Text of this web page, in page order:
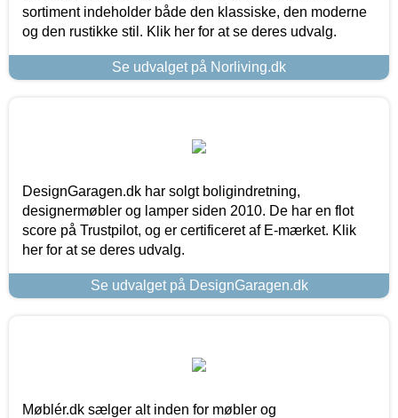
sortiment indeholder både den klassiske, den moderne
og den rustikke stil. Klik her for at se deres udvalg.
Se udvalget på Norliving.dk
DesignGaragen.dk har solgt boligindretning,
designermøbler og lamper siden 2010. De har en flot
score på Trustpilot, og er certificeret af E-mærket. Klik
her for at se deres udvalg.
Se udvalget på DesignGaragen.dk
Møblér.dk sælger alt inden for møbler og